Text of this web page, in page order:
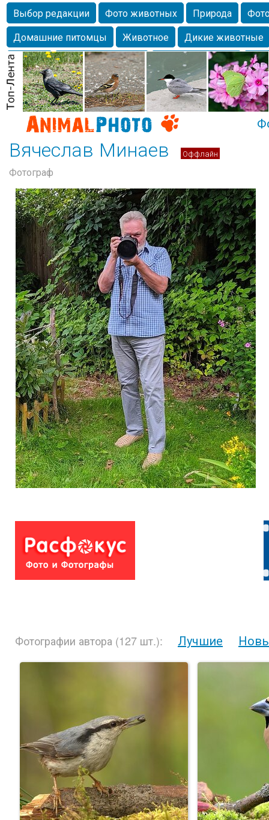
Выбор редакции Фото животных Природа
Домашние питомцы
Животное
Дикие животные
Собаки
Alexanderandronik Млекопитающие
Морда
Собачка Осень Портрет
Домашние
Насекомое
Коты Lebert Дикие птицы Утка
Вячеслав Минаев Оффлайн
Фотограф
Фотографии автора (127 шт.): Лучшие